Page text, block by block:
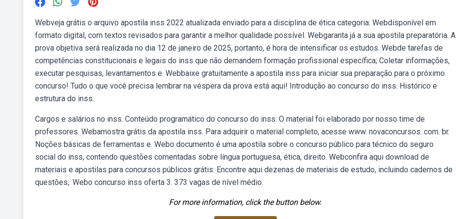
Webveja grátis o arquivo apostila inss 2022 atualizada enviado para a disciplina de ética categoria: Webdisponível em
formato digital, com textos revisados para garantir a melhor qualidade possível. Webgaranta já a sua apostila preparatória. A
prova objetiva será realizada no dia 12 de janeiro de 2025, portanto, é hora de intensificar os estudos. Webde tarefas de
competências constitucionais e legais do inss que não demandem formação profissional específica; Coletar informações,
executar pesquisas, levantamentos e. Webbaixe gratuitamente a apostila inss para iniciar sua preparação para o próximo
concurso! Tudo o que você precisa lembrar na véspera da prova está aqui! Introdução ao concurso do inss. Histórico e
estrutura do inss.
Cargos e salários no inss. Conteúdo programático do concurso do inss. O material foi elaborado por nosso time de
professores. Webamostra grátis da apostila inss. Para adquirir o material completo, acesse www. novaconcursos. com. br.
Noções básicas de ferramentas e. Webo documento é uma apostila sobre o concurso público para técnico do seguro
social do inss, contendo questões comentadas sobre língua portuguesa, ética, direito. Webconfira aqui download de
materiais e apostilas para concursos públicos grátis: Encontre aqui dezenas de materiais de estudo, incluindo cadernos de
questões,. Webo concurso inss oferta 3. 373 vagas de nível médio.
For more information, click the button below.